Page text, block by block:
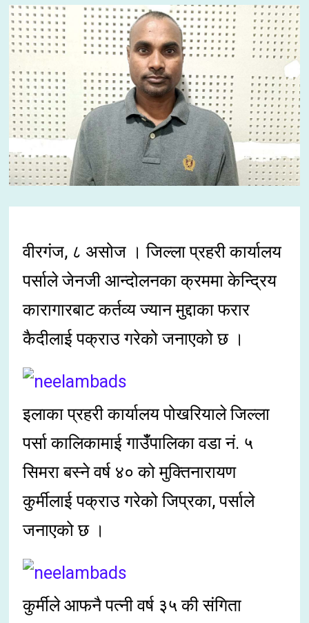
वीरगंज, ८ असोज । जिल्ला प्रहरी कार्यालय
पर्साले जेनजी आन्दोलनका क्रममा केन्द्रिय
कारागारबाट कर्तव्य ज्यान मुद्दाका फरार
कैदीलाई पक्राउ गरेको जनाएको छ ।
इलाका प्रहरी कार्यालय पोखरियाले जिल्ला
पर्सा कालिकामाई गाउँँपालिका वडा नं. ५
सिमरा बस्ने वर्ष ४० को मुक्तिनारायण
कुर्मीलाई पक्राउ गरेको जिप्रका, पर्साले
जनाएको छ ।
कुर्मीले आफनै पत्नी वर्ष ३५ की संगिता